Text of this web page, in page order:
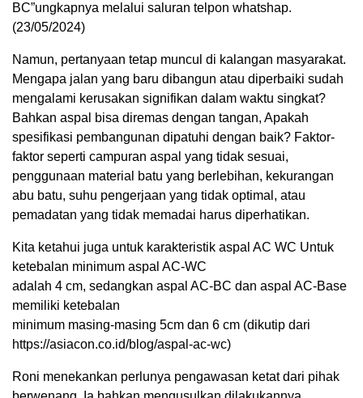
BC”ungkapnya melalui saluran telpon whatshap.
(23/05/2024)
Namun, pertanyaan tetap muncul di kalangan masyarakat.
Mengapa jalan yang baru dibangun atau diperbaiki sudah
mengalami kerusakan signifikan dalam waktu singkat?
Bahkan aspal bisa diremas dengan tangan, Apakah
spesifikasi pembangunan dipatuhi dengan baik? Faktor-
faktor seperti campuran aspal yang tidak sesuai,
penggunaan material batu yang berlebihan, kekurangan
abu batu, suhu pengerjaan yang tidak optimal, atau
pemadatan yang tidak memadai harus diperhatikan.
Kita ketahui juga untuk karakteristik aspal AC WC Untuk
ketebalan minimum aspal AC-WC
adalah 4 cm, sedangkan aspal AC-BC dan aspal AC-Base
memiliki ketebalan
minimum masing-masing 5cm dan 6 cm (dikutip dari
https://asiacon.co.id/blog/aspal-ac-wc)
Roni menekankan perlunya pengawasan ketat dari pihak